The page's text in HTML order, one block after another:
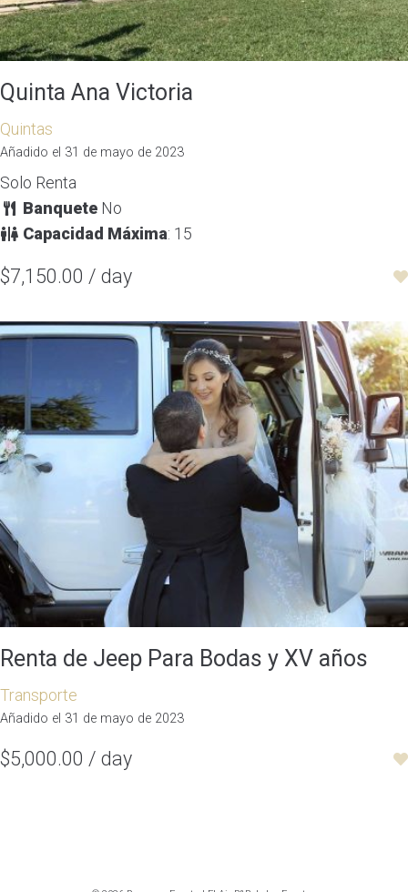
Quinta Ana Victoria
Quintas
Añadido el 31 de mayo de 2023
Solo Renta
BanqueteNo
Capacidad Máxima: 15
$7,150.00 / day
Renta de Jeep Para Bodas y XV años
Transporte
Añadido el 31 de mayo de 2023
$5,000.00 / day